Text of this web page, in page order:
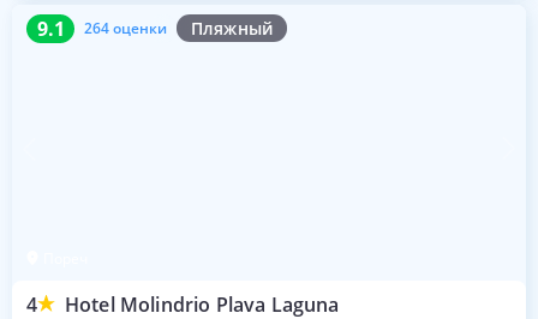
9.1 264 оценки Пляжный
4 Hotel Molindrio Plava Laguna
9.1 264 оценки